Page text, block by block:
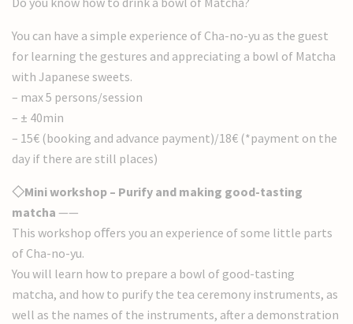
You can have a simple experience of Cha-no-yu as the guest
for learning the gestures and appreciating a bowl of Matcha
with Japanese sweets.
– max 5 persons/session
– ± 40min
– 15€ (booking and advance payment)/18€ (*payment on the
day if there are still places)
◇Mini workshop – Purify and making good-tasting
matcha ——
This workshop oﬀers you an experience of some little parts
of Cha-no-yu.
You will learn how to prepare a bowl of good-tasting
matcha, and how to purify the tea ceremony instruments, as
well as the names of the instruments, after a demonstration